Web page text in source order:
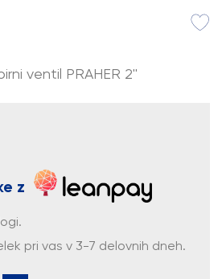
ventil PRAHER 2''
z
pri vas v 3-7 delovnih dneh.